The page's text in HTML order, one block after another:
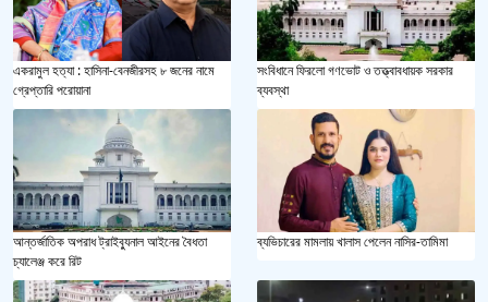
একরামুল হত্যা : হাসিনা-বেনজীরসহ ৮ জনের নামে
গ্রেপ্তারি পরোয়ানা
সংবিধানে ফিরলো গণভোট ও তত্ত্বাবধায়ক সরকার
ব্যবস্থা
আন্তর্জাতিক অপরাধ ট্রাইব্যুনাল আইনের বৈধতা
চ্যালেঞ্জ করে রিট
ব্যভিচারের মামলায় খালাস পেলেন নাসির-তামিমা